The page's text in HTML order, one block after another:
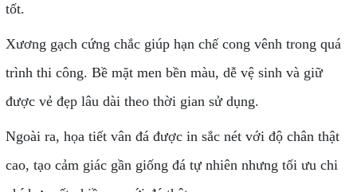
tốt.
Xương gạch cứng chắc giúp hạn chế cong vênh trong quá
trình thi công. Bề mặt men bền màu, dễ vệ sinh và giữ
được vẻ đẹp lâu dài theo thời gian sử dụng.
Ngoài ra, họa tiết vân đá được in sắc nét với độ chân thật
cao, tạo cảm giác gần giống đá tự nhiên nhưng tối ưu chi